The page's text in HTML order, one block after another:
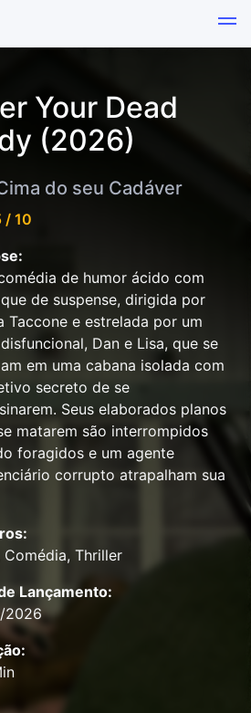
Your Dead
(2026)
do seu Cadáver
/ 10
de humor ácido com
de suspense, dirigida por
Taccone e estrelada por um
Dan e Lisa, que se
em uma cabana isolada com
secreto de se
Seus elaborados planos
matarem são interrompidos
foragidos e um agente
corrupto atrapalham sua
Comédia, Thriller
Lançamento:
2026